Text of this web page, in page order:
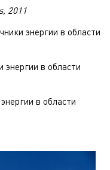
2011
энергии в области
в области
в области